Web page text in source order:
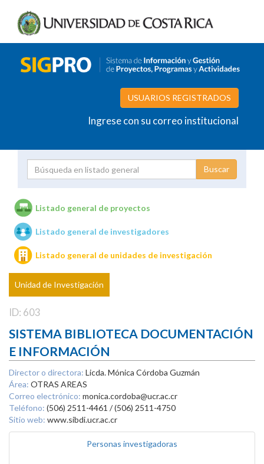
USUARIOS REGISTRADOS
Ingrese con su correo institucional
Unidades de investigación
Listado general de proyectos
Listado general de investigadores
Listado general de unidades de investigación
Unidad de Investigación
ID: 603
SISTEMA BIBLIOTECA DOCUMENTACIÓN
E INFORMACIÓN
Director o directora: Licda. Mónica Córdoba Guzmán
Área: OTRAS AREAS
Correo electrónico: monica.cordoba@ucr.ac.cr
Teléfono: (506) 2511-4461 / (506) 2511-4750
Sitio web: www.sibdi.ucr.ac.cr
Personas investigadoras